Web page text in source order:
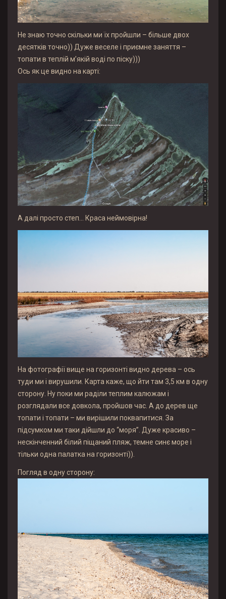
Не знаю точно скільки ми їх пройшли – більше двох
десятків точно)) Дуже веселе і приємне заняття –
топати в теплій м’якій воді по піску)))
Ось як це видно на карті:
А далі просто степ… Краса неймовірна!
На фотографії вище на горизонті видно дерева – ось
туди ми і вирушили. Карта каже, що йти там 3,5 км в одну
сторону. Ну поки ми раділи теплим калюжам і
розглядали все довкола, пройшов час. А до дерев ще
топати і топати – ми вирішили поквапитися. За
підсумком ми таки дійшли до “моря”. Дуже красиво –
нескінченний білий піщаний пляж, темне синє море і
тільки одна палатка на горизонті)).
Погляд в одну сторону: